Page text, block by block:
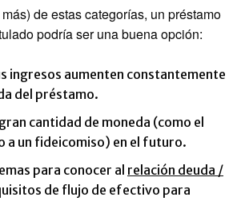
de estas categorías, un préstamo
podría ser una buena opción:
ingresos aumenten constantemente
del préstamo.
cantidad de moneda (como el
a un fideicomiso) en el futuro.
para conocer al relación deuda /
de flujo de efectivo para